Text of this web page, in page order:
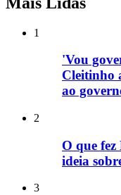
1
'Vou
Cleitinho
ao
2
O que
ideia
3